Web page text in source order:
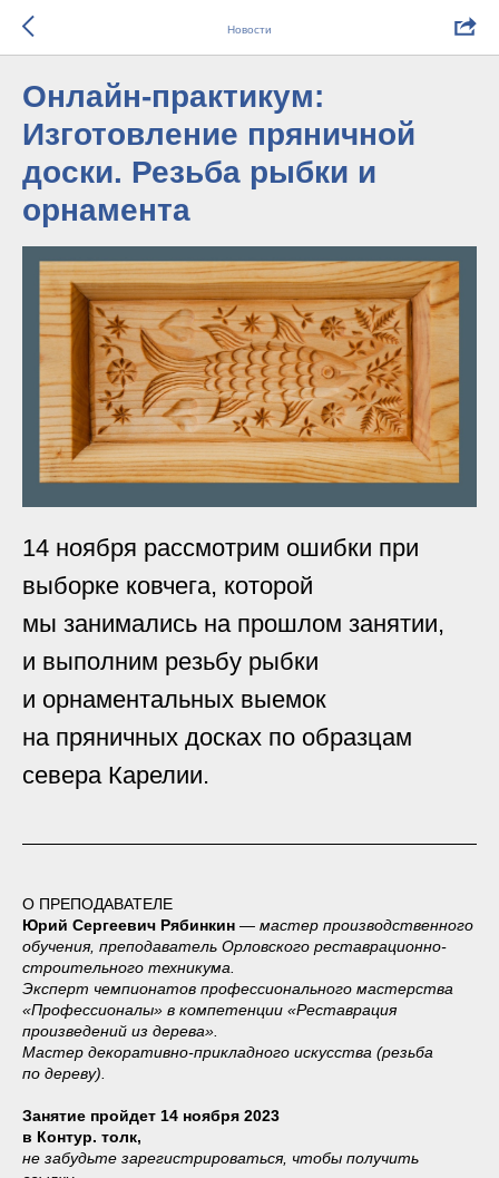
Новости
Онлайн-практикум:
Изготовление пряничной
доски. Резьба рыбки и
орнамента
14 ноября рассмотрим ошибки при
выборке ковчега, которой
мы занимались на прошлом занятии,
и выполним резьбу рыбки
и орнаментальных выемок
на пряничных досках по образцам
севера Карелии.
О ПРЕПОДАВАТЕЛЕ
Юрий Сергеевич Рябинкин — мастер производственного
обучения, преподаватель Орловского реставрационно-
строительного техникума.
Эксперт чемпионатов профессионального мастерства
«Профессионалы» в компетенции «Реставрация
произведений из дерева».
Мастер декоративно-прикладного искусства (резьба
по дереву).
Занятие пройдет 14 ноября 2023
в Контур. толк,
не забудьте зарегистрироваться, чтобы получить